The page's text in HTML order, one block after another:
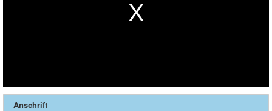
Anschrift